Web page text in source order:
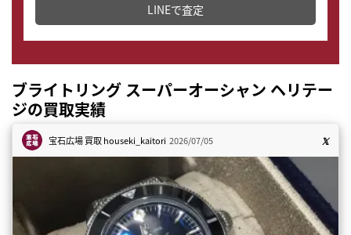
LINEで査定
ブライトリング スーパーオーシャン ヘリテー
ジの買取実績
宝石広場 買取houseki_kaitori 2026/07/05